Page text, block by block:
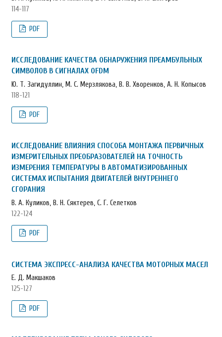
114-117
PDF
ИССЛЕДОВАНИЕ КАЧЕСТВА ОБНАРУЖЕНИЯ ПРЕАМБУЛЬНЫХ
СИМВОЛОВ В СИГНАЛАХ OFDM
Ю. Т. Загидуллин, М. С. Мерзлякова, В. В. Хворенков, А. Н. Копысов
118-121
PDF
ИССЛЕДОВАНИЕ ВЛИЯНИЯ СПОСОБА МОНТАЖА ПЕРВИЧНЫХ
ИЗМЕРИТЕЛЬНЫХ ПРЕОБРАЗОВАТЕЛЕЙ НА ТОЧНОСТЬ
ИЗМЕРЕНИЯ ТЕМПЕРАТУРЫ В АВТОМАТИЗИРОВАННЫХ
СИСТЕМАХ ИСПЫТАНИЯ ДВИГАТЕЛЕЙ ВНУТРЕННЕГО
СГОРАНИЯ
В. А. Куликов, В. Н. Сяктерев, С. Г. Селетков
122-124
PDF
СИСТЕМА ЭКСПРЕСС-АНАЛИЗА КАЧЕСТВА МОТОРНЫХ МАСЕЛ
Е. Д. Макшаков
125-127
PDF